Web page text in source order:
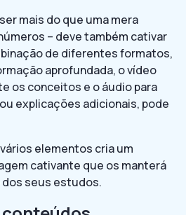
mais do que uma mera
– deve também cativar
de diferentes formatos,
aprofundada, o vídeo
os conceitos e o áudio para
explicações adicionais, pode
elementos cria um
cativante que os manterá
dos seus estudos.